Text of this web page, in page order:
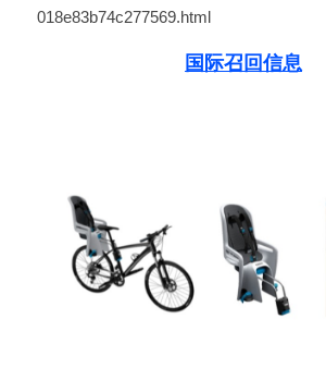
018e83b74c277569.html
国际召回信息